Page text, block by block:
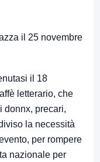
il 25 novembre
il 18
letterario, che
donnx, precari,
la necessità
per rompere
nazionale per